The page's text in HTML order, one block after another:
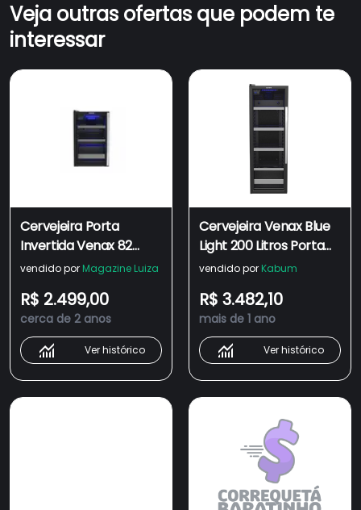
Veja outras ofertas que podem te
interessar
Cervejeira Porta
Invertida Venax 82
Litros Blue Light Preto
110V
vendido por Magazine Luiza
R$ 2.499,00
cerca de 2 anos
Ver histórico
Cervejeira Venax Blue
Light 200 Litros Porta
Invertida Preto Fosco
vendido por Kabum
R$ 3.482,10
mais de 1 ano
Ver histórico